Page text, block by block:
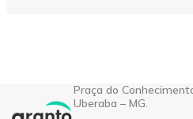
Praça do
Uberaba – MG.